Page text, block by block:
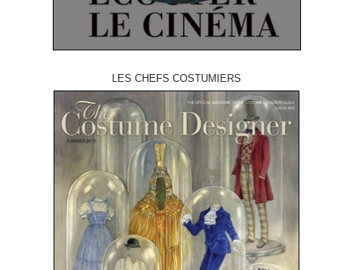
LES CHEFS COSTUMIERS